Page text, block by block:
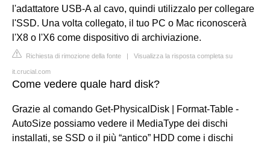
l'adattatore USB-A al cavo, quindi utilizzalo per collegare
l'SSD. Una volta collegato, il tuo PC o Mac riconoscerà
l'X8 o l'X6 come dispositivo di archiviazione.
Richiesta di rimozione della fonte | Visualizza la risposta completa su
it.crucial.com
Come vedere quale hard disk?
Grazie al comando Get-PhysicalDisk | Format-Table -
AutoSize possiamo vedere il MediaType dei dischi
installati, se SSD o il più “antico” HDD come i dischi